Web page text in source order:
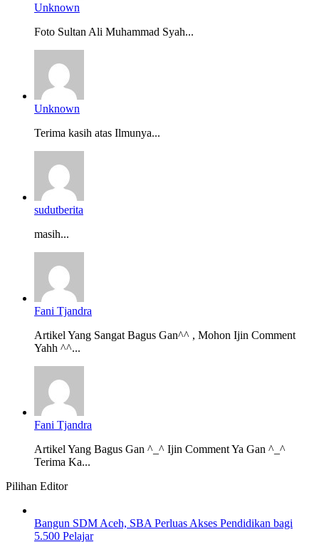
Unknown
Foto Sultan Ali Muhammad Syah...
Unknown
Terima kasih atas Ilmunya...
sudutberita
masih...
Fani Tjandra
Artikel Yang Sangat Bagus Gan^^ , Mohon Ijin Comment
Yahh ^^...
Fani Tjandra
Artikel Yang Bagus Gan ^_^ Ijin Comment Ya Gan ^_^
Terima Ka...
Pilihan Editor
Bangun SDM Aceh, SBA Perluas Akses Pendidikan bagi
5.500 Pelajar